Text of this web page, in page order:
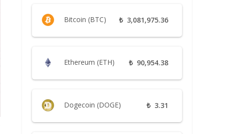
Bitcoin (BTC) ₺ 3,081,975.36
Ethereum (ETH) ₺ 90,954.38
Dogecoin (DOGE) ₺ 3.31